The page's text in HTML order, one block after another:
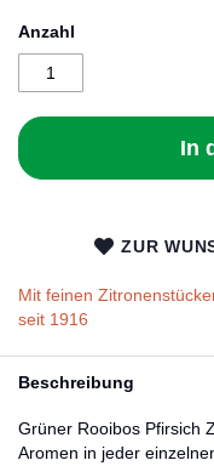
Anzahl
In
ZUR
Mit feinen
seit 1916
Beschreibung
Grüner Rooibos Pfirsich
Aromen in jeder